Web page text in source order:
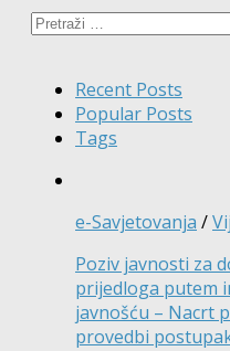
Pretraži:
Recent Posts
Popular Posts
Tags
e-Savjetovanja /
Poziv javnosti za
prijedloga putem
javnošću – Nacrt
provedbi